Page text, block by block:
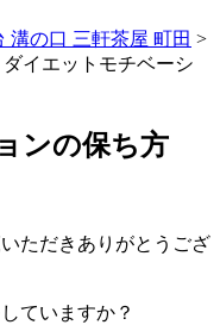
溝の口 三軒茶屋 町田 >
ダイエットモチベーシ
ンの保ち方
ただきありがとうござ
ていますか？